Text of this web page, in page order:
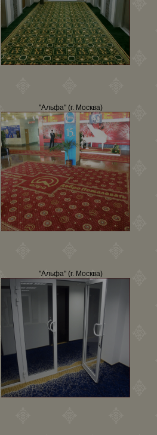
"Альфа" (г. Москва)
"Альфа" (г. Москва)